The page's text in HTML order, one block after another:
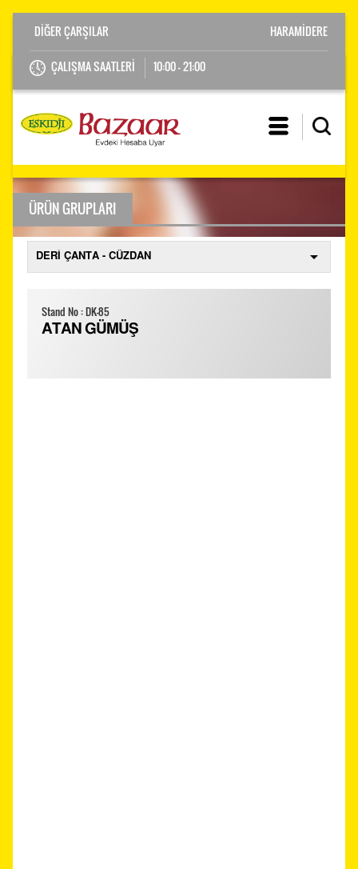
ÇALIŞMA SAATLERİ 10:00 - 21:00
HARAMİDERE
ÜRÜN GRUPLARI
Stand No : DK-85
ATAN GÜMÜŞ